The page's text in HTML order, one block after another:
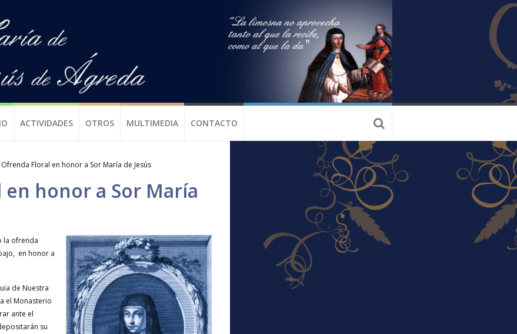
ACTIVIDADES OTROS MULTIMEDIA CONTACTO
Ofrenda Floral en honor a Sor María de Jesús
honor a Sor María
la ofrenda
en honor a
de Nuestra
el Monasterio
ante el
su